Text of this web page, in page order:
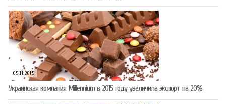
05.11.2015
Украинская компания Millennium в 2015 году увеличила экспорт на 20%